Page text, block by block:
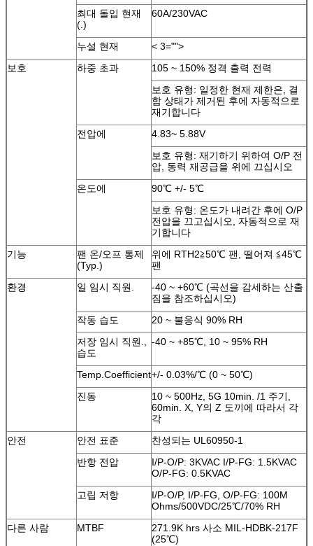
최대 돌입 현재
(.)
60A/230VAC
누설 현재
< 3="">
보호
하중 초과
105 ~ 150% 정격 출력 전력
보호 유형: 일정한 현재 제한은, 결
함 상태가 제거된 후에 자동적으로
재기합니다
전압에
4.83~ 5.88V
보호 유형: 재기하기 위하여 O/P 전
압, 동력 재공급을 위에 끄십시오
온도에
90℃ +/- 5℃
보호 유형: 온도가 내려간 후에 O/P
전압을 끄고십시오, 자동적으로 재
기합니다
기능
팬 온/오프 통제
(Typ.)
위에 RTH2≧50℃ 팬, 떨어져 ≦45℃
팬
환경
일 임시 직원.
-40 ~ +60℃ (곡선을 감세하는 산출
짐을 참조하십시오)
작동 습도
20 ~ 불응식 90% RH
저장 임시 직원.,
습도
-40 ~ +85℃, 10 ~ 95% RH
Temp.Coefficient+/- 0.03%/℃ (0 ~ 50℃)
진동
10 ~ 500Hz, 5G 10min. /1 주기,
60min. X, Y의 Z 도끼에 따라서 각
각
안전
안전 표준
찬성되는 UL60950-1
반항 전압
I/P-O/P: 3KVAC I/P-FG: 1.5KVAC
O/P-FG: 0.5KVAC
고립 저항
I/P-O/P, I/P-FG, O/P-FG: 100M
Ohms/500VDC/25℃/70% RH
다른 사람
MTBF
271.9K hrs 사소 MIL-HDBK-217F
(25℃)